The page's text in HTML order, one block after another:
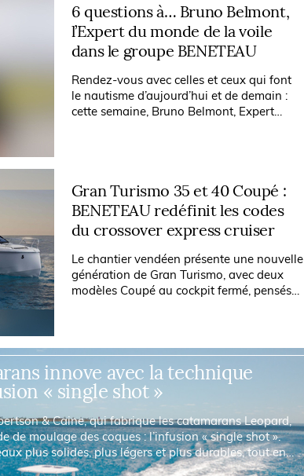
6 questions à… Bruno Belmont,
l’Expert du monde de la voile
dans le groupe BENETEAU
Rendez-vous avec celles et ceux qui font
le nautisme d’aujourd’hui et de demain :
cette semaine, Bruno Belmont, Expert
Gran Turismo 35 et 40 Coupé :
BENETEAU redéfinit les codes
du crossover express cruiser
Le chantier vendéen présente une nouvelle
génération de Gran Turismo, avec deux
modèles Coupé au cockpit fermé, pensés
innove avec la technique
« single shot »
& Caine, qui fabrique les catamarans Leopard,
de moulage des coques : l’infusion « single shot ».
plus solides, plus légers et plus durables, tout en
du chantier pour la...